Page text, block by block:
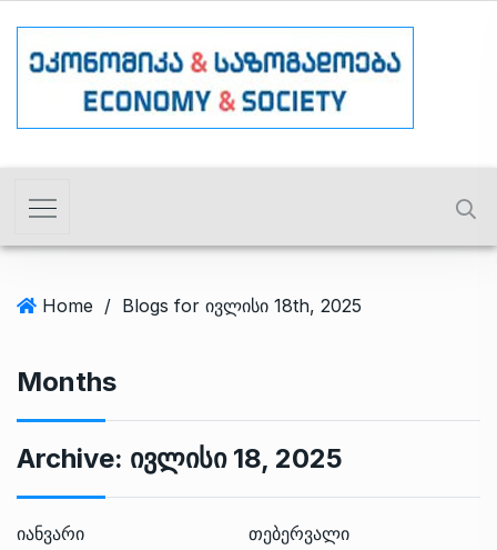
Home / Blogs for ივლისი 18th, 2025
Months
Archive: Ივლისი 18, 2025
იანვარი
თებერვალი